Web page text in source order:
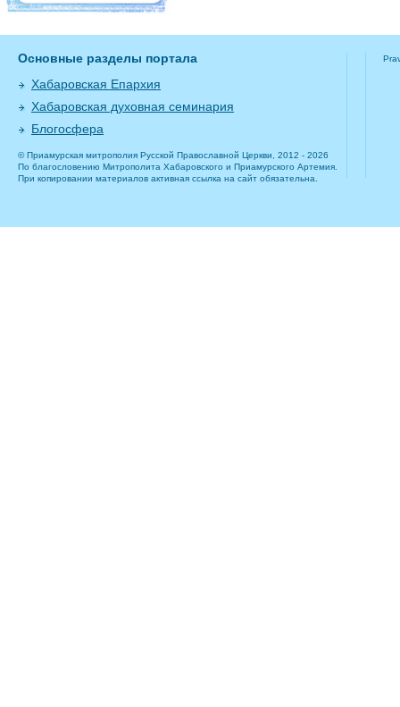
Основные разделы портала
Хабаровская Епархия
Хабаровская духовная семинария
Блогосфера
© Приамурская митрополия Русской Православной Церкви, 2012 - 2026
По благословению Митрополита Хабаровского и Приамурского Артемия.
При копировании материалов активная ссылка на сайт обязательна.